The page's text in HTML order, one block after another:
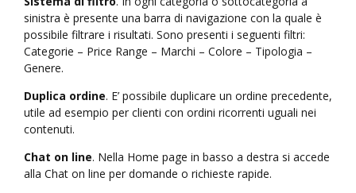
sinistra è presente una barra di navigazione con la quale è
possibile filtrare i risultati. Sono presenti i seguenti filtri:
Categorie – Price Range – Marchi – Colore – Tipologia –
Genere.
Duplica ordine. E’ possibile duplicare un ordine precedente,
utile ad esempio per clienti con ordini ricorrenti uguali nei
contenuti.
Chat on line. Nella Home page in basso a destra si accede
alla Chat on line per domande o richieste rapide.